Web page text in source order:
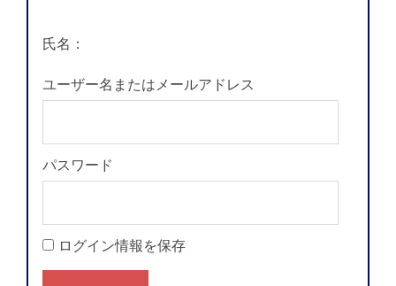
氏名：
ユーザー名またはメールアドレス
パスワード
ログイン情報を保存